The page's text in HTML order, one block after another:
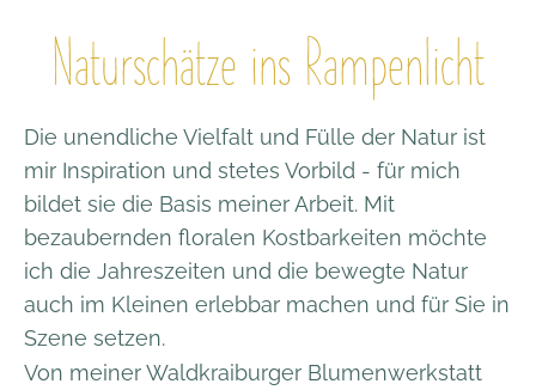
Naturschätze ins Rampenlicht
Die unendliche Vielfalt und Fülle der Natur ist
mir Inspiration und stetes Vorbild - für mich
bildet sie die Basis meiner Arbeit. Mit
bezaubernden floralen Kostbarkeiten möchte
ich die Jahreszeiten und die bewegte Natur
auch im Kleinen erlebbar machen und für Sie in
Szene setzen.
Von meiner Waldkraiburger Blumenwerkstatt